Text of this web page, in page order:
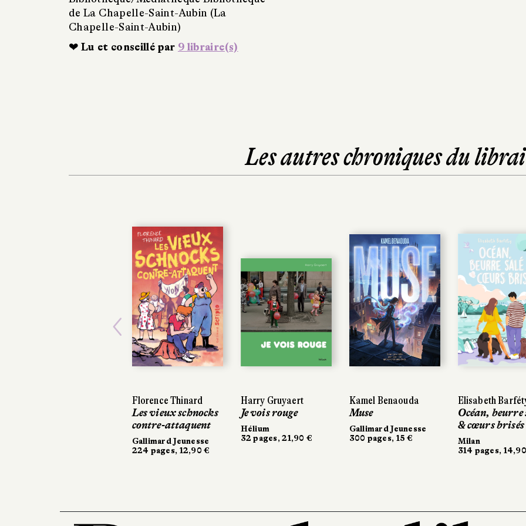
de La Chapelle-Saint-Aubin (La
Chapelle-Saint-Aubin)
❤ Lu et conseillé par 9 libraire(s)
Les autres chroniques du
Florence Thinard
Les vieux schnocks
contre-attaquent
Gallimard Jeunesse
224 pages, 12,90 €
Harry Gruyaert
Je vois rouge
Hélium
32 pages, 21,90 €
Kamel Benaouda
Muse
Gallimard Jeunesse
300 pages, 15 €
Elisabeth
Océan, beurre
& cœurs brisés
Milan
314 pages,
Harry Gruyaert
Je vois rouge
Hélium
32 pages, 21,90 €
Kamel Benaouda
Muse
Gallimard Jeunesse
300 pages, 15 €
Elisabeth
Océan, beurre
& cœurs brisés
Milan
314 pages,
Previous